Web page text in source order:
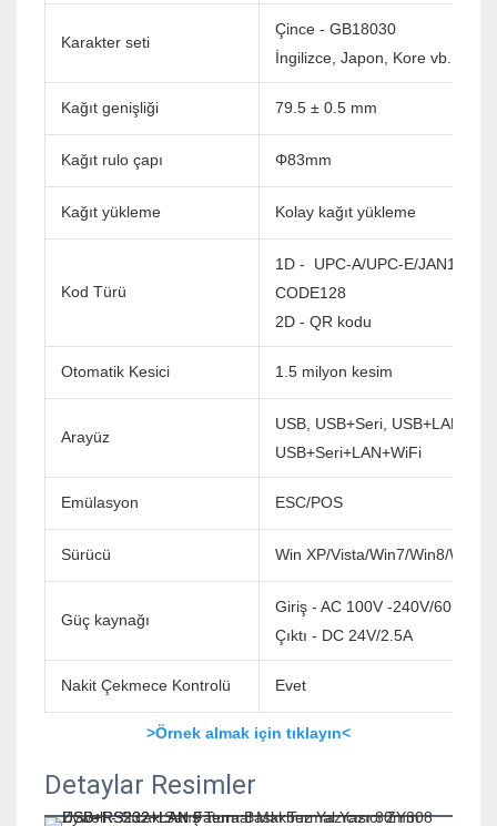
Karakter seti
Çince - GB18030
İngilizce, Japon, Kore vb. Özel
Kağıt genişliği 79.5 ± 0.5 mm
Kağıt rulo çapı Φ83mm
Kağıt yükleme Kolay kağıt yükleme
Kod Türü
1D - UPC-A/UPC-E/
CODE128
2D - QR kodu
Otomatik Kesici 1.5 milyon kesim
Arayüz
USB, USB+Seri, USB+LAN,
USB+Seri+LAN+WiFi
Emülasyon ESC/POS
Sürücü Win XP/Vista/Win7/Win8/
Güç kaynağı
Giriş - AC 100V -240V/60Hz
Çıktı - DC 24V/2.5A
Nakit Çekmece Kontrolü Evet
>Örnek almak için tıklayın<
Detaylar Resimler